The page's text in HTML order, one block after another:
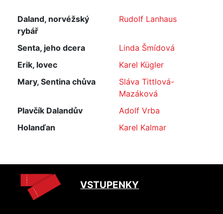
Daland, norvéžský
rybář
Rudolf Lanhaus
Senta, jeho dcera
Linda Šmídová
Erik, lovec
Karel Kügler
Mary, Sentina chůva
Sláva Tittlová-
Mazáková
Plavčík Dalandův
Adolf Vrba
Holanďan
Karel Kalmar
VSTUPENKY